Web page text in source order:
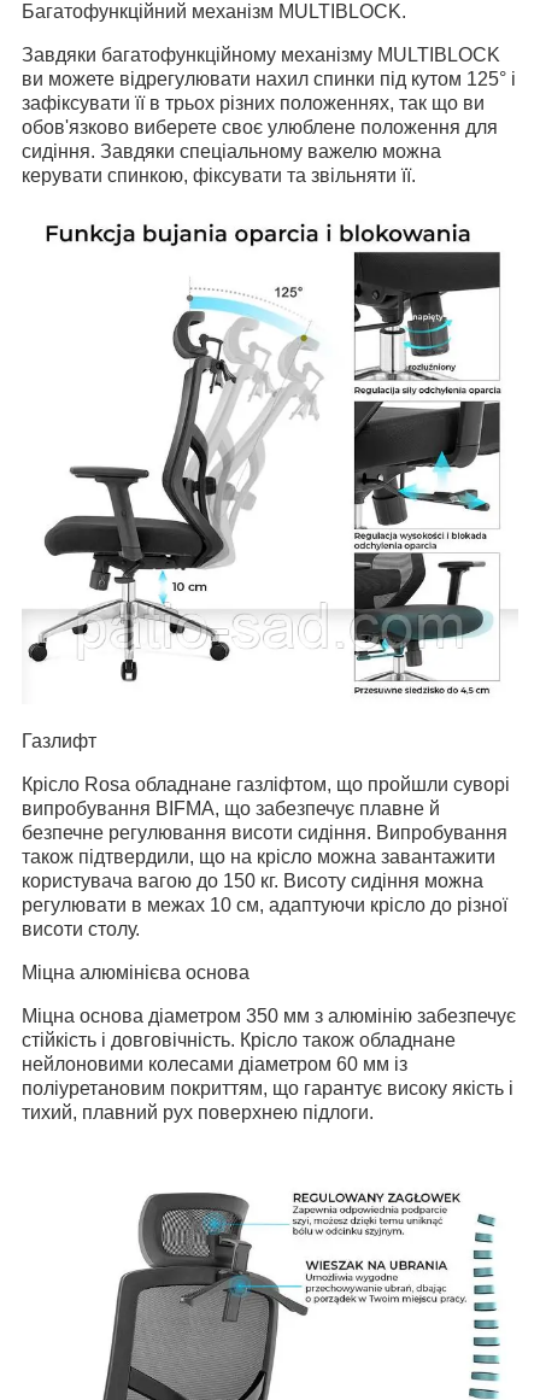
Багатофункційний механізм MULTIBLOCK.
Завдяки багатофункційному механізму MULTIBLOCK
ви можете відрегулювати нахил спинки під кутом 125° і
зафіксувати її в трьох різних положеннях, так що ви
обов'язково виберете своє улюблене положення для
сидіння. Завдяки спеціальному важелю можна
керувати спинкою, фіксувати та звільняти її.
Газлифт
Крісло Rosa обладнане газліфтом, що пройшли суворі
випробування BIFMA, що забезпечує плавне й
безпечне регулювання висоти сидіння. Випробування
також підтвердили, що на крісло можна завантажити
користувача вагою до 150 кг. Висоту сидіння можна
регулювати в межах 10 см, адаптуючи крісло до різної
висоти столу.
Міцна алюмінієва основа
Міцна основа діаметром 350 мм з алюмінію забезпечує
стійкість і довговічність. Крісло також обладнане
нейлоновими колесами діаметром 60 мм із
поліуретановим покриттям, що гарантує високу якість і
тихий, плавний рух поверхнею підлоги.